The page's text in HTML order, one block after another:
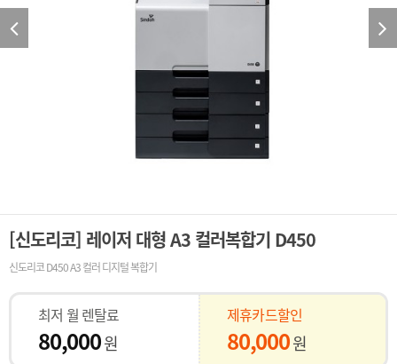
[신도리코] 레이저 대형 A3 컬러복합기 D450
신도리코 D450 A3 컬러 디지털 복합기
최저 월 렌탈료
80,000원
제휴카드할인
80,000원